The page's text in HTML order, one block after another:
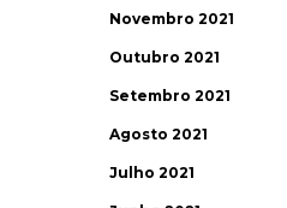
Novembro 2021
Outubro 2021
Setembro 2021
Agosto 2021
Julho 2021